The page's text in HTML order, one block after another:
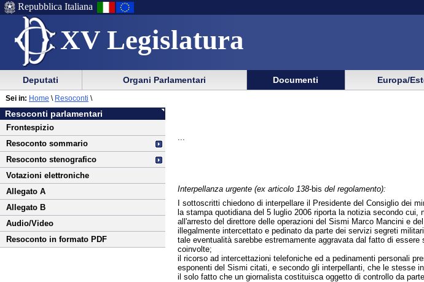
XV Legislatura
Menu
di
ausilio
alla
navigazione
Menu
di
navigazione
principale
Repubblica Italiana
Menu
di
navigazione
principale
menu
di
sezione
Deputati Organi Parlamentari Documenti Europa/
Vai
al
contenuto
Resoconti parlamentari
Frontespizio
Resoconto sommario
Resoconto stenografico
Votazioni elettroniche
Allegato A
Allegato B
Audio/Video
Resoconto in formato PDF
Sei in: Home \ Resoconti \
Interpellanza urgente (ex articolo 138-bis del regolamento):
I sottoscritti chiedono di interpellare il Presidente del Consiglio dei
la stampa quotidiana del 5 luglio 2006 riporta la notizia secondo
all'arresto del direttore delle operazioni del Sismi Marco Mancini e
illegalmente intercettato e pedinato da parte dei servizi segreti
tale eventualità sarebbe estremamente aggravata dal fatto di
coinvolte;
il ricorso ad intercettazioni telefoniche ed a pedinamenti personali
esponenti del Sismi citati, e secondo gli interpellanti, che le stesse
il solo fatto che un giornalista costituisca oggetto di controllo da